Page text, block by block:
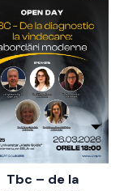
Tbc – de la